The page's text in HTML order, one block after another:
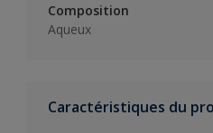
Composition
Aqueux
Caractéristiques du